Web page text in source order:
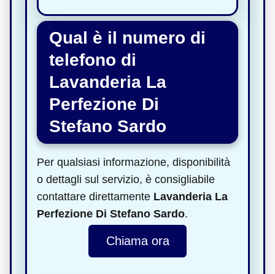
Qual è il numero di
telefono di
Lavanderia La
Perfezione Di
Stefano Sardo
Per qualsiasi informazione, disponibilità
o dettagli sul servizio, è consigliabile
contattare direttamente Lavanderia La
Perfezione Di Stefano Sardo.
Chiama ora